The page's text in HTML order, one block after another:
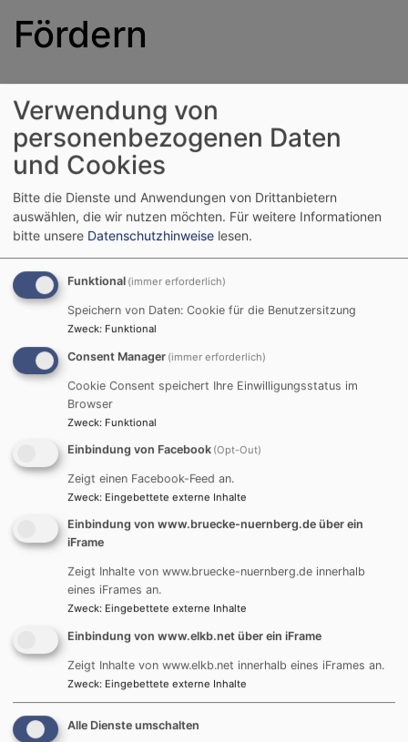
Fördern
BRÜCKE bittet um Ihre Spende
Als Team des Begegnungszentrums BRÜCKE-KÖPRÜ
fragen wir uns immer wieder neu, wie Dialog in
Schwung kommt und lebendig bleibt. Gegen
Ausgrenzung und Abgrenzung setzen wir alles auf die
Karte „Begegnung“. Solche Begegnung ist immer Arbeit
an der Basis, Beziehungsarbeit im Kleinen und oft
Unscheinbaren…
Wir vertrauen darauf, dass so die Dialogidee von Herz
zu Herz weitergegeben wird, sich multipliziert und
Wirkung zeigt für ein friedliches Zusammenleben, vor
Ort und weltweit.
Für viele kleine Schritte, Dialogaktionen und die
persönliche Begleitung von Menschen erbitten wir Ihre
die Verbundenheit für den interreligiösen Dialog durch
Ihre Spende für die Arbeit der BRÜCKE.
Spenden für die BRÜCKE-KÖPRÜ können Sie entweder
persönlich übergeben oder überweisen.
Unsere Kontoverbindung:
Ev.-Luth. Gesamtkirchengemeinde, Evangelische
Bank eG
IBAN: DE43 5206 0410 0005 0038 49
BIC: GENODEF1EK1
Stichwort: 7700.6500.00 BRÜCKE +
Verwendung von
personenbezogenen Daten
und Cookies
Bitte die Dienste und Anwendungen von Drittanbietern
auswählen, die wir nutzen möchten. Für weitere Informationen
bitte unsere Datenschutzhinweise lesen.
Funktional (immer erforderlich)
Speichern von Daten: Cookie für die Benutzersitzung
Zweck: Funktional
Consent Manager (immer erforderlich)
Cookie Consent speichert Ihre Einwilligungsstatus im
Browser
Zweck: Funktional
Einbindung von Facebook (Opt-Out)
Zeigt einen Facebook-Feed an.
Zweck: Eingebettete externe Inhalte
Einbindung von www.bruecke-nuernberg.de über ein
iFrame
Zeigt Inhalte von www.bruecke-nuernberg.de innerhalb
eines iFrames an.
Zweck: Eingebettete externe Inhalte
Einbindung von www.elkb.net über ein iFrame
Zeigt Inhalte von www.elkb.net innerhalb eines iFrames an.
Zweck: Eingebettete externe Inhalte
Alle Dienste umschalten